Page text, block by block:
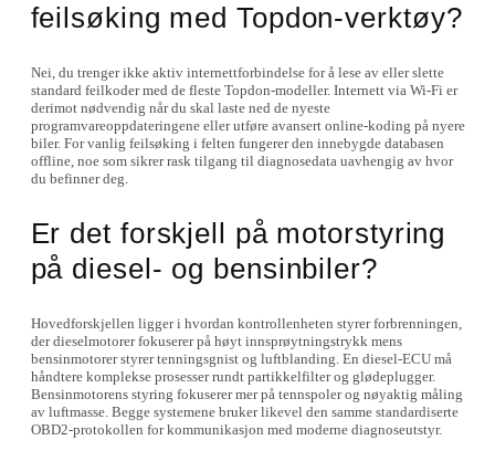
feilsøking med Topdon-verktøy?
Nei, du trenger ikke aktiv internettforbindelse for å lese av eller slette
standard feilkoder med de fleste Topdon-modeller. Internett via Wi-Fi er
derimot nødvendig når du skal laste ned de nyeste
programvareoppdateringene eller utføre avansert online-koding på nyere
biler. For vanlig feilsøking i felten fungerer den innebygde databasen
offline, noe som sikrer rask tilgang til diagnosedata uavhengig av hvor
du befinner deg.
Er det forskjell på motorstyring
på diesel- og bensinbiler?
Hovedforskjellen ligger i hvordan kontrollenheten styrer forbrenningen,
der dieselmotorer fokuserer på høyt innsprøytningstrykk mens
bensinmotorer styrer tenningsgnist og luftblanding. En diesel-ECU må
håndtere komplekse prosesser rundt partikkelfilter og glødeplugger.
Bensinmotorens styring fokuserer mer på tennspoler og nøyaktig måling
av luftmasse. Begge systemene bruker likevel den samme standardiserte
OBD2-protokollen for kommunikasjon med moderne diagnoseutstyr.